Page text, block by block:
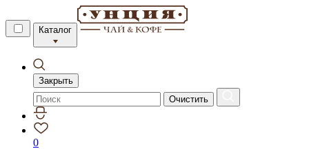
Каталог
Закрыть
Очистить
0